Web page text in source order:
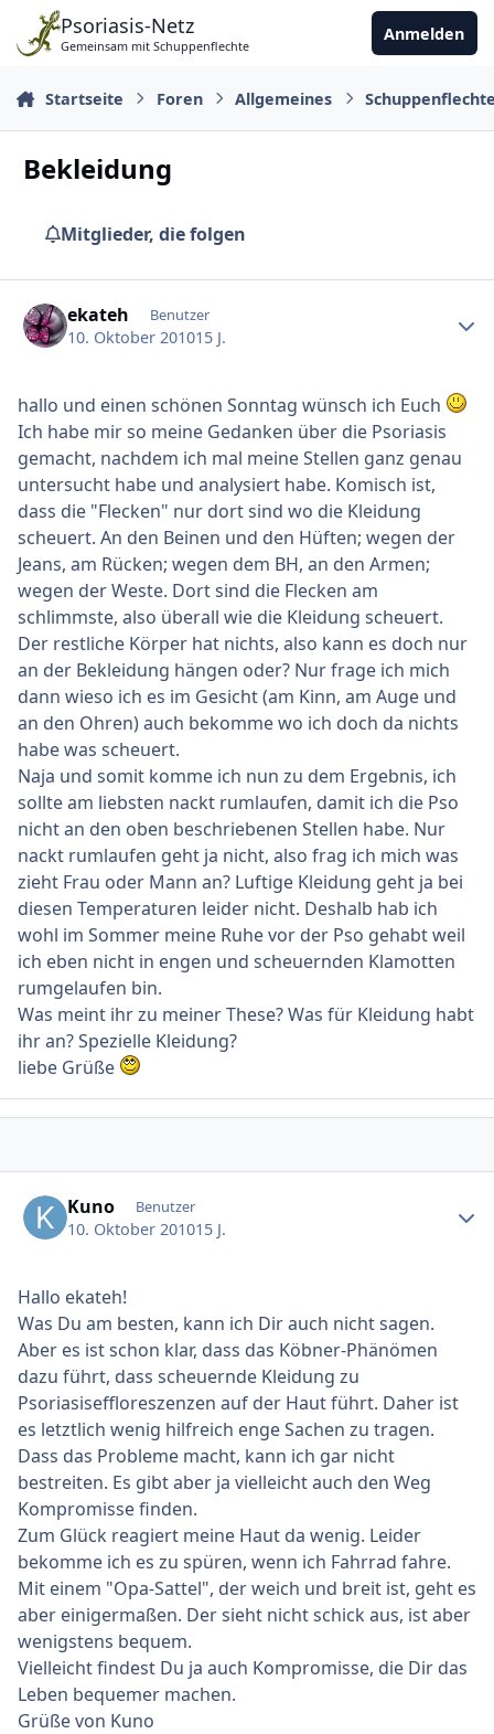
Zu Inhalt springen
Psoriasis-Netz
Gemeinsam mit Schuppenflechte
Anmelden
Startseite Foren Allgemeines
Bekleidung
Mitglieder, die folgen
ekateh Benutzer
10. Oktober 201015 J.
hallo und einen schönen Sonntag wünsch ich Euch
Ich habe mir so meine Gedanken über die Psoriasis
gemacht, nachdem ich mal meine Stellen ganz genau
untersucht habe und analysiert habe. Komisch ist,
dass die "Flecken" nur dort sind wo die Kleidung
scheuert. An den Beinen und den Hüften; wegen der
Jeans, am Rücken; wegen dem BH, an den Armen;
wegen der Weste. Dort sind die Flecken am
schlimmste, also überall wie die Kleidung scheuert.
Der restliche Körper hat nichts, also kann es doch nur
an der Bekleidung hängen oder? Nur frage ich mich
dann wieso ich es im Gesicht (am Kinn, am Auge und
an den Ohren) auch bekomme wo ich doch da nichts
habe was scheuert.
Naja und somit komme ich nun zu dem Ergebnis, ich
sollte am liebsten nackt rumlaufen, damit ich die Pso
nicht an den oben beschriebenen Stellen habe. Nur
nackt rumlaufen geht ja nicht, also frag ich mich was
zieht Frau oder Mann an? Luftige Kleidung geht ja bei
diesen Temperaturen leider nicht. Deshalb hab ich
wohl im Sommer meine Ruhe vor der Pso gehabt weil
ich eben nicht in engen und scheuernden Klamotten
rumgelaufen bin.
Was meint ihr zu meiner These? Was für Kleidung habt
ihr an? Spezielle Kleidung?
liebe Grüße
Kuno Benutzer
10. Oktober 201015 J.
Hallo ekateh!
Was Du am besten, kann ich Dir auch nicht sagen.
Aber es ist schon klar, dass das Köbner-Phänömen
dazu führt, dass scheuernde Kleidung zu
Psoriasiseffloreszenzen auf der Haut führt. Daher ist
es letztlich wenig hilfreich enge Sachen zu tragen.
Dass das Probleme macht, kann ich gar nicht
bestreiten. Es gibt aber ja vielleicht auch den Weg
Kompromisse finden.
Zum Glück reagiert meine Haut da wenig. Leider
bekomme ich es zu spüren, wenn ich Fahrrad fahre.
Mit einem "Opa-Sattel", der weich und breit ist, geht es
aber einigermaßen. Der sieht nicht schick aus, ist aber
wenigstens bequem.
Vielleicht findest Du ja auch Kompromisse, die Dir das
Leben bequemer machen.
Grüße von Kuno